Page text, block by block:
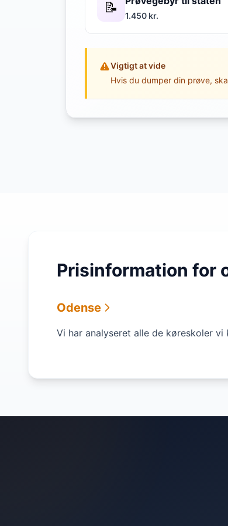
📝 1.450 kr.
Vigtigt at vide
Hvis du dumper din prøve,
Prisinformation for
Odense
Vi har analyseret alle de køreskoler